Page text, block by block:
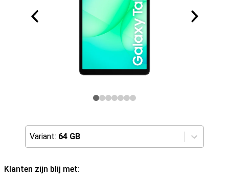
Variant: 64 GB
Klanten zijn blij met: